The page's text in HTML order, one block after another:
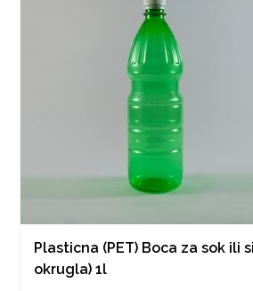
Plasticna (PET) Boca za sok ili
okrugla) 1l